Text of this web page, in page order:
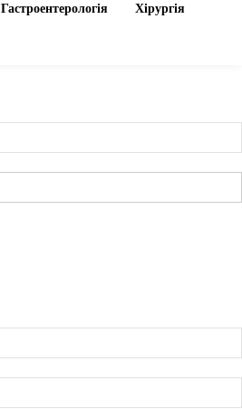
Гастроентерологія Хірургія